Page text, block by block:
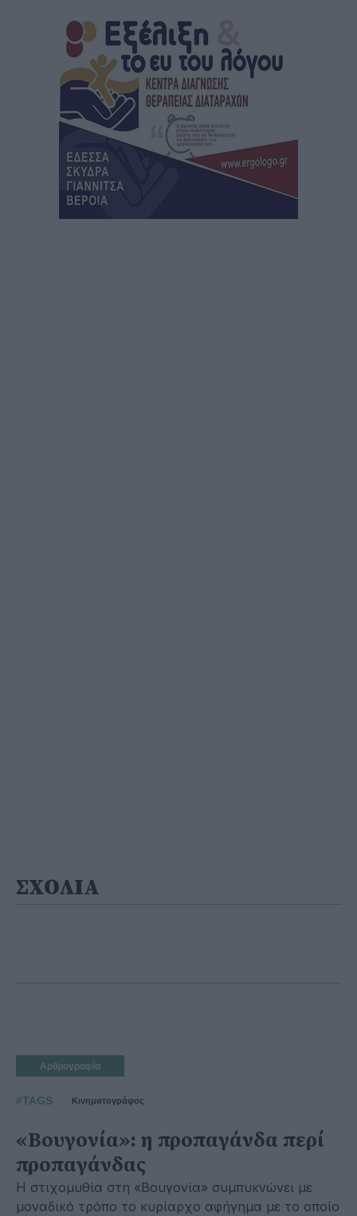
ΣΧΟΛΙΑ
Αρθρογραφία
#TAGS Κινηματογράφος
«Βουγονία»: η προπαγάνδα περί
προπαγάνδας
Η στιχομυθία στη «Βουγονία» συμπυκνώνει με
μοναδικό τρόπο το κυρίαρχο αφήγημα με το οποίο